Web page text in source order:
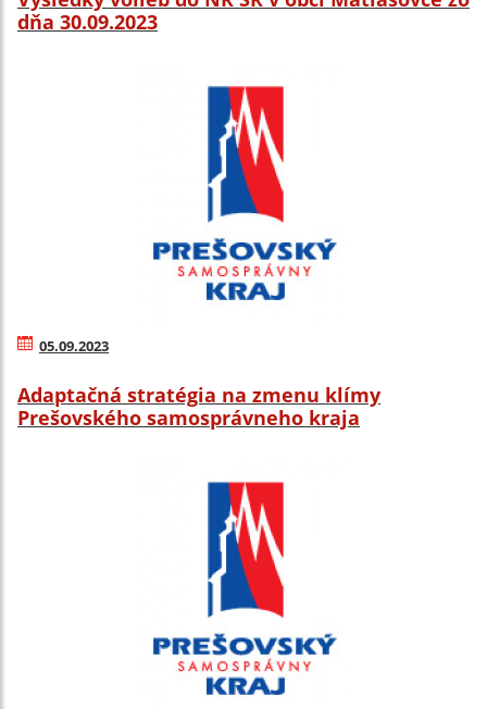
dňa 30.09.2023
05.09.2023
Adaptačná stratégia na zmenu klímy
Prešovského samosprávneho kraja